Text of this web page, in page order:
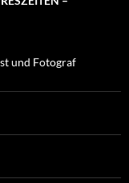
und Fotograf